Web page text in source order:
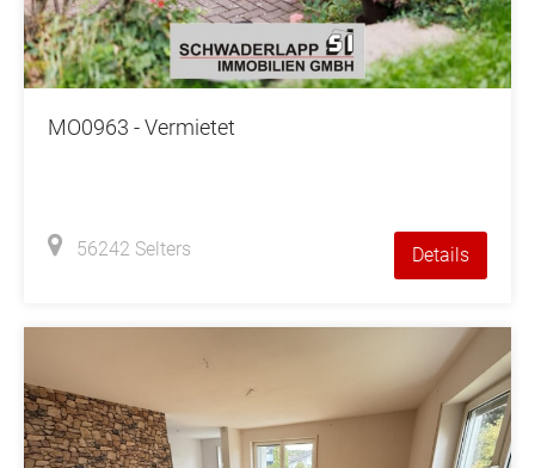
MO0963 - Vermietet
56242 Selters Details